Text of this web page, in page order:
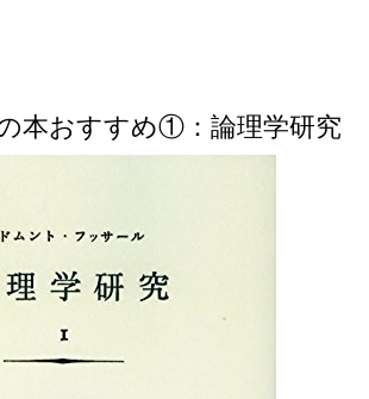
本おすすめ①：論理学研究